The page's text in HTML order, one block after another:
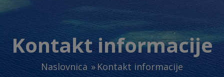
Kontakt informacije
Naslovnica Kontakt informacije